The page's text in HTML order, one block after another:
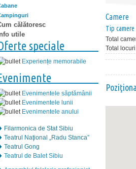
călătoresc
utile
speciale
Experiențe memorabile
Evenimentele săptămânii
Evenimentele lunii
Evenimentele anului
Filarmonica de Stat Sibiu
Teatrul Naţional „Radu Stanca”
Teatrul Gong
Teatrul de Balet Sibiu
Camere
Tip camere
Total
Total locuri